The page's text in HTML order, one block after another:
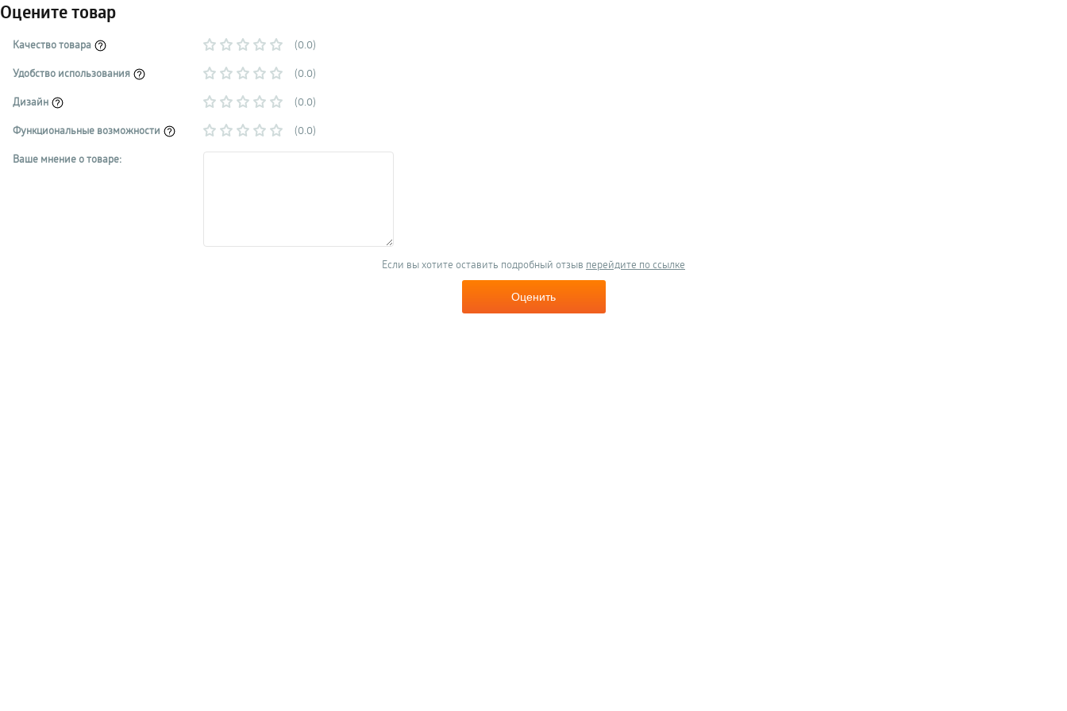
Оцените товар
Качество товара
(0.0)
Удобство использования
(0.0)
Дизайн
(0.0)
Функциональные возможности
(0.0)
Ваше мнение о товаре:
Если вы хотите оставить подробный отзыв перейдите по ссылке
Оценить